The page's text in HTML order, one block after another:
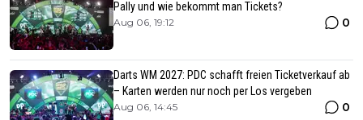
Pally und wie bekommt man Tickets?
Aug 06, 19:12 0
Darts WM 2027: PDC schafft freien Ticketverkauf ab
– Karten werden nur noch per Los vergeben
Aug 06, 14:45 0